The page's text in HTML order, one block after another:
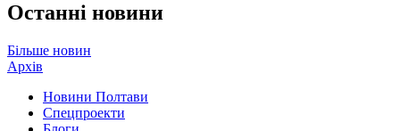
Останні новини
Більше новин
Архів
Новини Полтави
Спецпроекти